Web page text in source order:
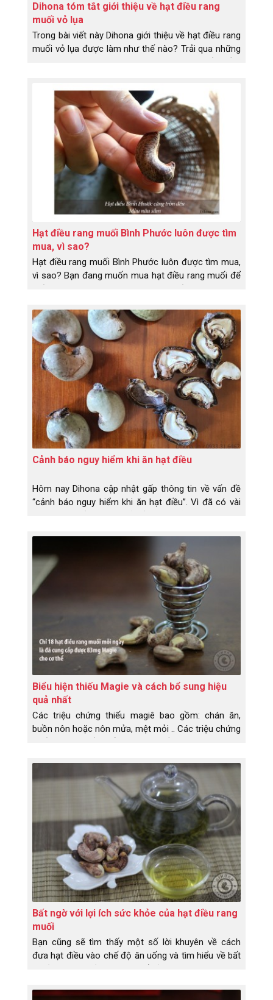
Dihona tóm tắt giới thiệu về hạt điều rang
muối vỏ lụa
Trong bài viết này Dihona giới thiệu về hạt điều rang
muối vỏ lụa được làm như thế nào? Trải qua những
hạt điều rang muối vỏ lụa là món ăn, là loại hạt rất
tốt cho sức khỏe. Trước khi chia sẻ cho các bạn
biết về những lợi ích của hạt điều thì Dihona sẽ giới
thiệu về hạt điều rang muối vỏ lụa được chế biến
như thế nào nhé!
Hạt điều rang muối Bình Phước luôn được tìm
mua, vì sao?
Hạt điều rang muối Bình Phước luôn được tìm mua,
vì sao? Bạn đang muốn mua hạt điều rang muối để
Cảnh báo nguy hiểm khi ăn hạt điều
Hôm nay Dihona cập nhật gấp thông tin về vấn đề
“cảnh báo nguy hiểm khi ăn hạt điều”. Vì đã có vài
môi và sưng má. Do đâu và hạt điều gì mà nguy
hiểm vậy, sao thấy hoang mang quá?
Biểu hiện thiếu Magie và cách bổ sung hiệu
quả nhất
Các triệu chứng thiếu magiê bao gồm: chán ăn,
buồn nôn hoặc nôn mửa, mệt mỏi .. Các triệu chứng
tim thay đổi hoặc co thắt Nghiên cứu đã liên kết sự
thiếu hụt magiê với một loạt các tình trạng sức
khỏe, bao gồm bệnh Alzheimer, tiểu đường loại 2,
bệnh tim mạch và chứng đau nửa đầu.
Bất ngờ với lợi ích sức khỏe của hạt điều rang
muối
Bạn cũng sẽ tìm thấy một số lời khuyên về cách
đưa hạt điều vào chế độ ăn uống và tìm hiểu về bất